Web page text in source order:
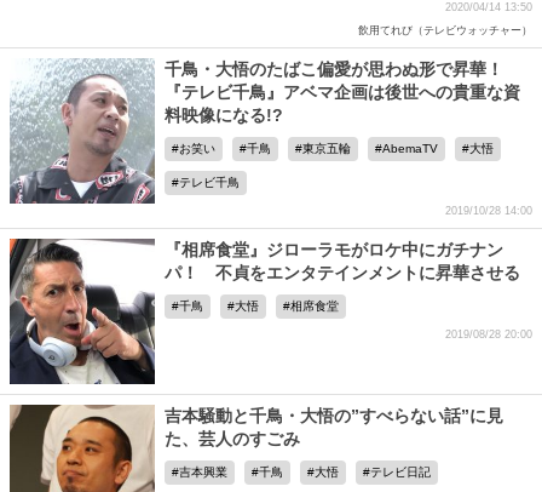
2020/04/14 13:50
飲用てれび（テレビウォッチャー）
千鳥・大悟のたばこ偏愛が思わぬ形で昇華！
『テレビ千鳥』アベマ企画は後世への貴重な資
料映像になる!?
お笑い 千鳥 東京五輪 AbemaTV 大悟
テレビ千鳥
2019/10/28 14:00
『相席食堂』ジローラモがロケ中にガチナン
パ！ 不貞をエンタテインメントに昇華させる
千鳥 大悟 相席食堂
2019/08/28 20:00
吉本騒動と千鳥・大悟の”すべらない話”に見
た、芸人のすごみ
吉本興業 千鳥 大悟 テレビ日記